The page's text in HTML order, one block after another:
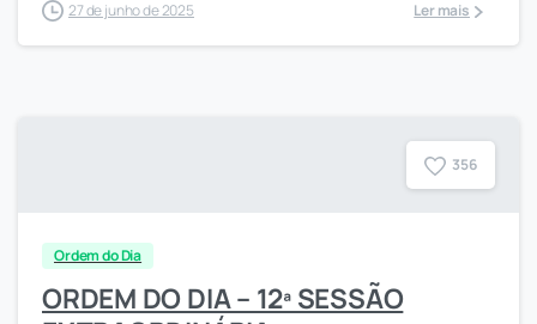
27 de junho de 2025 Ler mais
356
Ordem do Dia
ORDEM DO DIA – 12ª SESSÃO